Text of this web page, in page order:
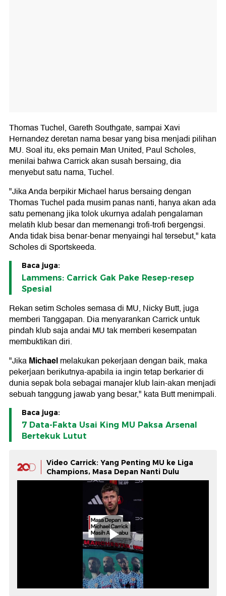
Thomas Tuchel, Gareth Southgate, sampai Xavi
Hernandez deretan nama besar yang bisa menjadi pilihan
MU. Soal itu, eks pemain Man United, Paul Scholes,
menilai bahwa Carrick akan susah bersaing, dia
menyebut satu nama, Tuchel.
"Jika Anda berpikir Michael harus bersaing dengan
Thomas Tuchel pada musim panas nanti, hanya akan ada
satu pemenang jika tolok ukurnya adalah pengalaman
melatih klub besar dan memenangi trofi-trofi bergengsi.
Anda tidak bisa benar-benar menyaingi hal tersebut," kata
Scholes di Sportskeeda.
Baca juga:
Lammens: Carrick Gak Pake Resep-resep
Spesial
Rekan setim Scholes semasa di MU, Nicky Butt, juga
memberi Tanggapan. Dia menyarankan Carrick untuk
pindah klub saja andai MU tak memberi kesempatan
membuktikan diri.
"JikaMichaelmelakukan pekerjaan dengan baik, maka
pekerjaan berikutnya-apabila ia ingin tetap berkarier di
dunia sepak bola sebagai manajer klub lain-akan menjadi
sebuah tanggung jawab yang besar," kata Butt menimpali.
Baca juga:
7 Data-Fakta Usai King MU Paksa Arsenal
Bertekuk Lutut
Video Carrick: Yang Penting MU ke Liga
Champions, Masa Depan Nanti Dulu